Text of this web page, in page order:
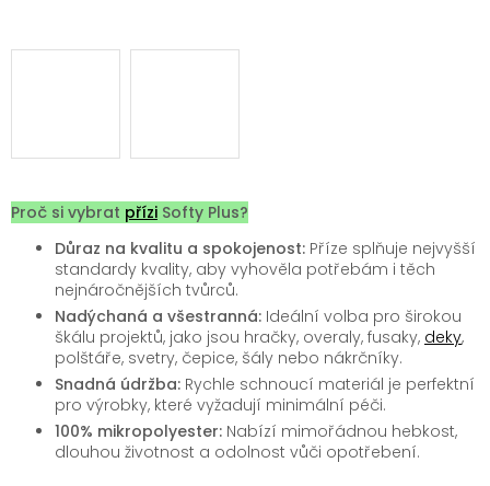
Proč si vybrat přízi Softy Plus?
Důraz na kvalitu a spokojenost: Příze splňuje nejvyšší
standardy kvality, aby vyhověla potřebám i těch
nejnáročnějších tvůrců.
Nadýchaná a všestranná: Ideální volba pro širokou
škálu projektů, jako jsou hračky, overaly, fusaky, deky,
polštáře, svetry, čepice, šály nebo nákrčníky.
Snadná údržba: Rychle schnoucí materiál je perfektní
pro výrobky, které vyžadují minimální péči.
100% mikropolyester: Nabízí mimořádnou hebkost,
dlouhou životnost a odolnost vůči opotřebení.